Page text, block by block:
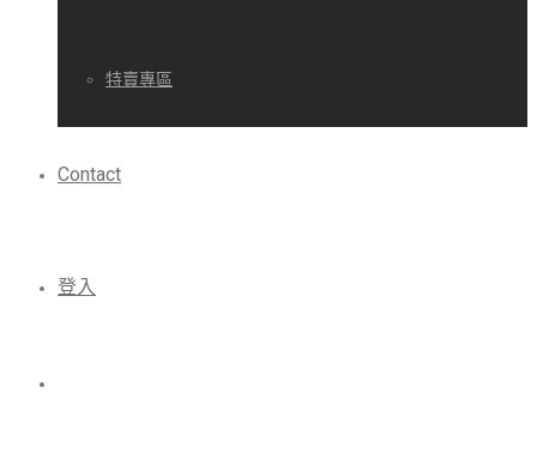
特賣專區
Contact
登入